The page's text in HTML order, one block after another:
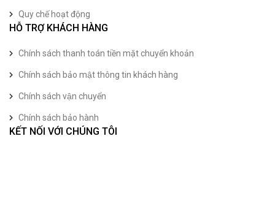
Quy chế hoạt động
HỖ TRỢ KHÁCH HÀNG
Chính sách thanh toán tiền mặt chuyển khoản
Chính sách bảo mật thông tin khách hàng
Chính sách vận chuyển
Chính sách bảo hành
KẾT NỐI VỚI CHÚNG TÔI